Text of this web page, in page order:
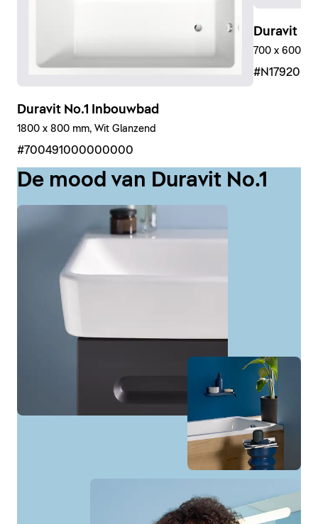
Duravit No.1 Inbouwbad
1800 x 800 mm, Wit Glanzend
#700491000000000
Duravit
700 x 600
De mood van Duravit No.1